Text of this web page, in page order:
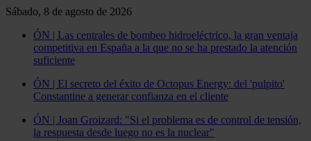
Sábado, 8 de agosto de 2026
ÓN | Las centrales de bombeo hidroeléctrico, la gran ventaja
competitiva en España a la que no se ha prestado la atención
suficiente
ÓN | El secreto del éxito de Octopus Energy: del 'pulpito'
Constantine a generar confianza en el cliente
ÓN | Joan Groizard: "Si el problema es de control de tensión,
la respuesta desde luego no es la nuclear"